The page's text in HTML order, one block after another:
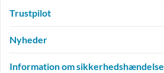
Trustpilot
Nyheder
Information om sikkerhedshændelse
E-mail